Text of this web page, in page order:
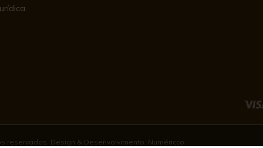
reservados. Design & Desenvolvimento: Numéricco